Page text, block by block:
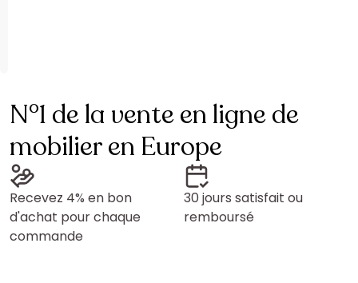
N°1 de la vente en ligne de
mobilier en Europe
Recevez 4% en bon
d'achat pour chaque
commande
30 jours satisfait ou
remboursé